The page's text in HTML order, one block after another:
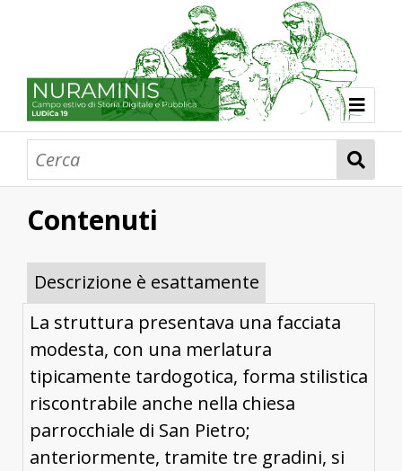
LUDiCa a Nuraminis e Villagreca (2019)
Protostorie
Chiese e spazi sacri
Chiesa parrocchiale di San Pietro
Chiesa di San Vito
Statuaria
Architetture civili
Personaggi illustri
Memorie di comunità
Ringraziamenti
La mappa della ricerca
Storie digitali
Il Quaderno 2019
Contenuti
Descrizione è esattamente
La struttura presentava una facciata
modesta, con una merlatura
tipicamente tardogotica, forma stilistica
riscontrabile anche nella chiesa
parrocchiale di San Pietro;
anteriormente, tramite tre gradini, si